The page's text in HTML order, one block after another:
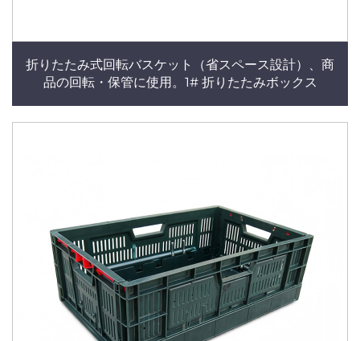
折りたたみ式回転バスケット（省スペース設計）、商
品の回転・保管に使用。1# 折りたたみボックス